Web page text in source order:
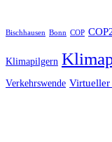
Bischhausen Bonn COP
Klimapilgern
Verkehrswende Virtueller